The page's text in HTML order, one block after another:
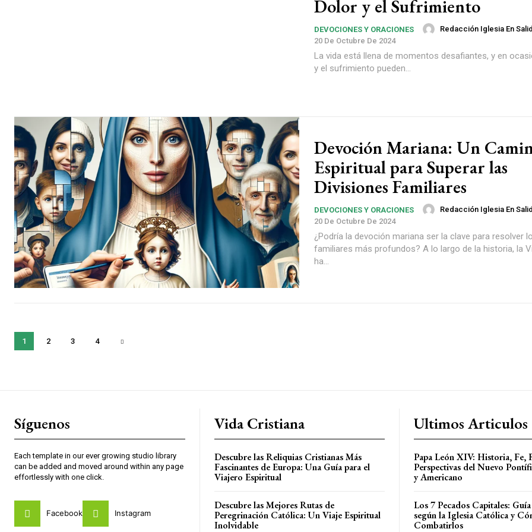
Dolor y el Sufrimiento
DEVOCIONES Y ORACIONES
Redacción Iglesia En
20 De Octubre De 2024
La vida está llena de momentos desafiantes, y en
y el sufrimiento pueden...
Devoción Mariana: Un
Espiritual para Superar las
Divisiones Familiares
DEVOCIONES Y ORACIONES
Redacción Iglesia En
20 De Octubre De 2024
¿Podría la devoción mariana ser la clave para resolver
familiares más profundos? A lo largo de la historia, la
ha...
1 2 3 4
Síguenos
Each template in our ever growing studio library
can be added and moved around within any page
effortlessly with one click.
Facebook Instagram
Vida Cristiana
Descubre las Reliquias Cristianas Más
Fascinantes de Europa: Una Guía para el
Viajero Espiritual
Descubre las Mejores Rutas de
Peregrinación Católica: Un Viaje Espiritual
Inolvidable
Ultimos Articulos
Papa León XIV: Historia, Fe,
Perspectivas del Nuevo
y Americano
Los 7 Pecados Capitales:
según la Iglesia Católica y
Combatirlos